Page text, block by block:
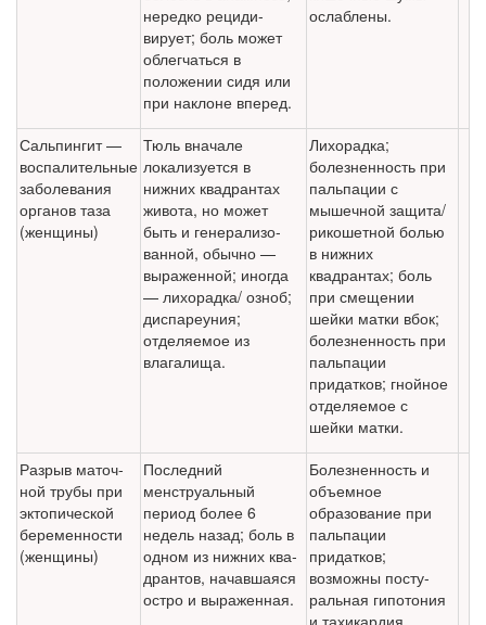
нередко рециди­
вирует; боль может
облегчать­ся в
положении сидя или
при наклоне вперед.
ослаблены.
Сальпингит —
воспалительные
заболевания
органов таза
(женщины)
Тюль вначале
локализуется в
нижних квадрантах
живота, но может
быть и генерализо­
ванной, обычно —
выражен­ной; иногда
— лихорадка/ озноб;
диспареуния;
отделяе­мое из
влагалища.
Лихорадка;
болезненность при
пальпации с
мышечной защита/
рикошетной болью
в нижних
квадрантах; боль
при смещении
шейки матки вбок;
болезненность при
пальпации
придатков; гнойное
отделяе­мое с
шейки матки.
Разрыв маточ­
ной трубы при
эктопической
беременности
(женщины)
Последний
менструальный
период более 6
недель назад; боль в
одном из нижних ква­
дрантов, начавшаяся
остро и выраженная.
Болезненность и
объемное
образование при
пальпации
придатков;
возможны посту-
ральная гипотония